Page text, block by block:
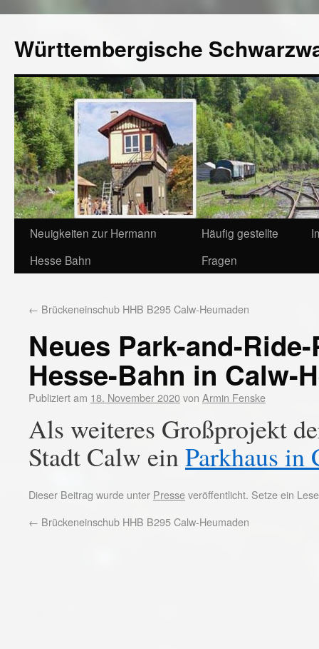
Württembergische
Neuigkeiten zur Hermann
Hesse Bahn
Häufig gestellte
Fragen
← Brückeneinschub HHB B295 Calw-Heumaden
Neues Park-and-
Hesse-Bahn in Calw-
Publiziert am 18. November 2020von Armin Fenske
Als weiteres Großprojekt
Stadt Calw einParkhaus in
Dieser Beitrag wurde unter Presseveröffentlicht. Setze ein
← Brückeneinschub HHB B295 Calw-Heumaden